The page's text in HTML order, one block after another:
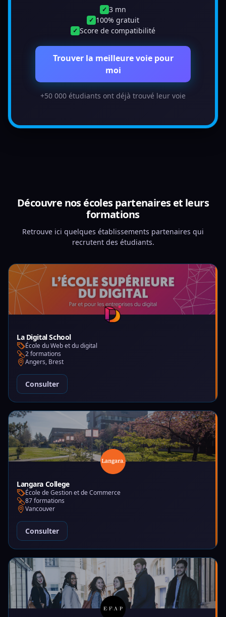
✓ 3 mn
✓ 100% gratuit
✓ Score de compatibilité
Trouver la meilleure voie pour
moi
+50 000 étudiants ont déjà trouvé leur voie
Découvre nos écoles partenaires et leurs
formations
Retrouve ici quelques établissements partenaires qui
recrutent des étudiants.
La Digital School
École du Web et du digital
2 formations
Angers, Brest
Consulter
Langara College
École de Gestion et de Commerce
87 formations
Vancouver
Consulter